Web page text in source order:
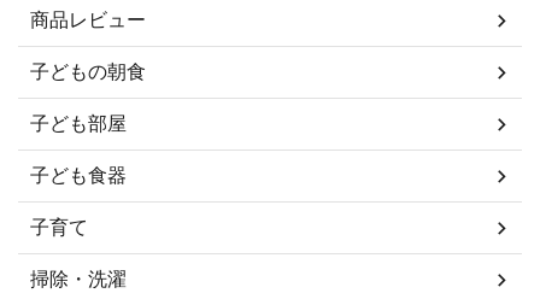
商品レビュー
子どもの朝食
子ども部屋
子ども食器
子育て
掃除・洗濯